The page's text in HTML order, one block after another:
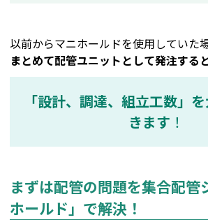
以前からマニホールドを使用していた場
まとめて配管ユニットとして発注する
「設計、調達、組立工数」
きます ！
まずは配管の問題を集合配管
ホールド」で解決！